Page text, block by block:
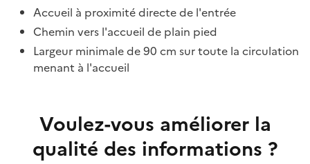
Accueil à proximité directe de l'entrée
Chemin vers l'accueil de plain pied
Largeur minimale de 90 cm sur toute la circulation
menant à l'accueil
Voulez-vous améliorer la
qualité des informations ?